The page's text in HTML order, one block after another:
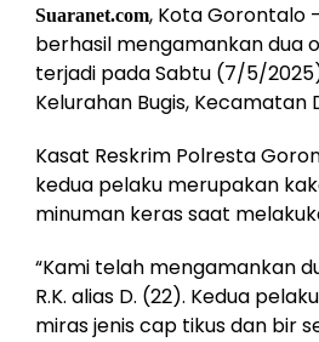
Suaranet.com, Kota Gorontalo
berhasil mengamankan dua
terjadi pada Sabtu (7/5/2025)
Kelurahan Bugis, Kecamatan
Kasat Reskrim Polresta
kedua pelaku merupakan
minuman keras saat
“Kami telah mengamankan
R.K. alias D. (22). Kedua
miras jenis cap tikus dan bir